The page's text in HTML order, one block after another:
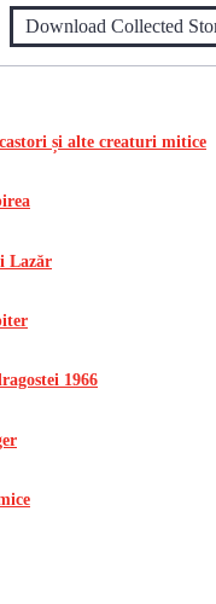
Download Collected
și alte creaturi mitice
Lazăr
1966